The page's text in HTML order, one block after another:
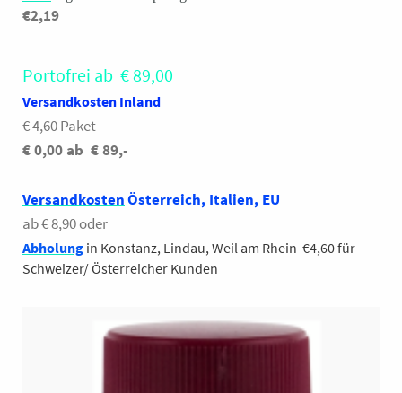
€2,19
Portofrei ab € 89,00
Versandkosten Inland
€ 4,60 Paket
€ 0,00 ab € 89,-
VersandkostenÖsterreich, Italien, EU
ab € 8,90 oder
Abholung in Konstanz, Lindau, Weil am Rhein €4,60 für
Schweizer/ Österreicher Kunden